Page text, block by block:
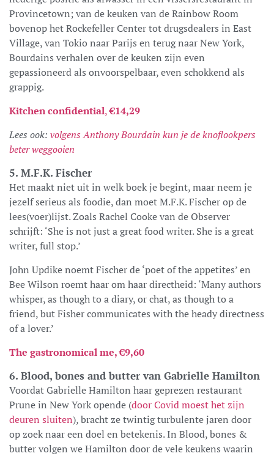
Provincetown; van de keuken van de Rainbow Room
bovenop het Rockefeller Center tot drugsdealers in East
Village, van Tokio naar Parijs en terug naar New York,
Bourdains verhalen over de keuken zijn even
gepassioneerd als onvoorspelbaar, even schokkend als
grappig.
Kitchen confidential,€14,29
Lees ook: volgens Anthony Bourdain kun je de knoflookpers
beter weggooien
5. M.F.K. Fischer
Het maakt niet uit in welk boek je begint, maar neem je
jezelf serieus als foodie, dan moet M.F.K. Fischer op de
lees(voer)lijst. Zoals Rachel Cooke van de Observer
schrijft: ‘She is not just a great food writer. She is a great
writer, full stop.’
John Updike noemt Fischer de ‘poet of the appetites’ en
Bee Wilson roemt haar om haar directheid: ‘Many authors
whisper, as though to a diary, or chat, as though to a
friend, but Fisher communicates with the heady directness
of a lover.’
The gastronomical me, €9,60
6. Blood, bones and butter van Gabrielle Hamilton
Voordat Gabrielle Hamilton haar geprezen restaurant
Prune in New York opende (door Covid moest het zijn
deuren sluiten), bracht ze twintig turbulente jaren door
op zoek naar een doel en betekenis. In Blood, bones &
butter volgen we Hamilton door de vele keukens waarin